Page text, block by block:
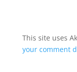
This site uses
your comment